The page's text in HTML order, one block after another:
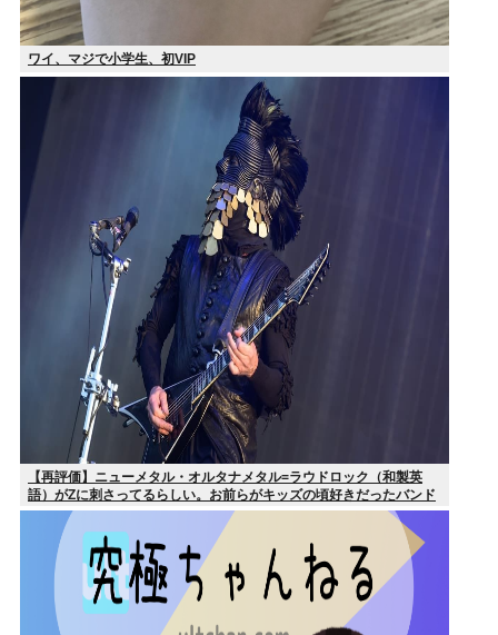
ワイ、マジで小学生、初VIP
【再評価】ニューメタル・オルタナメタル=ラウドロック（和製英
語）がZに刺さってるらしい。お前らがキッズの頃好きだったバンド
は何？